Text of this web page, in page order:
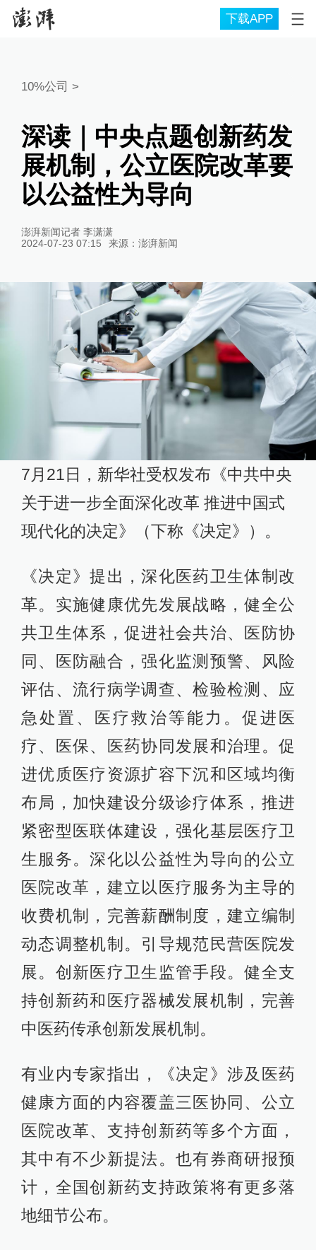
下载APP
10%公司 >
深读｜中央点题创新药发
展机制，公立医院改革要
以公益性为导向
澎湃新闻记者 李潇潇
2024-07-23 07:15
来源： 澎湃新闻
7月21日，新华社受权发布《中共中央
关于进一步全面深化改革 推进中国式
现代化的决定》（下称《决定》）。
《决定》提出，深化医药卫生体制改
革。实施健康优先发展战略，健全公
共卫生体系，促进社会共治、医防协
同、医防融合，强化监测预警、风险
评估、流行病学调查、检验检测、应
急处置、医疗救治等能力。促进医
疗、医保、医药协同发展和治理。促
进优质医疗资源扩容下沉和区域均衡
布局，加快建设分级诊疗体系，推进
紧密型医联体建设，强化基层医疗卫
生服务。深化以公益性为导向的公立
医院改革，建立以医疗服务为主导的
收费机制，完善薪酬制度，建立编制
动态调整机制。引导规范民营医院发
展。创新医疗卫生监管手段。健全支
持创新药和医疗器械发展机制，完善
中医药传承创新发展机制。
有业内专家指出，《决定》涉及医药
健康方面的内容覆盖三医协同、公立
医院改革、支持创新药等多个方面，
其中有不少新提法。也有券商研报预
计，全国创新药支持政策将有更多落
地细节公布。